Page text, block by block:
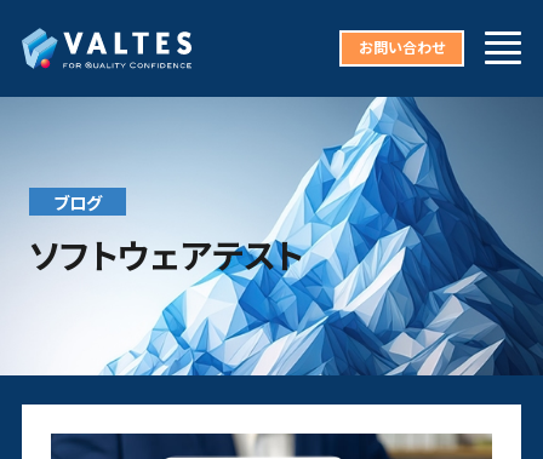
お問い合わせ
ブログ
ソフトウェアテスト